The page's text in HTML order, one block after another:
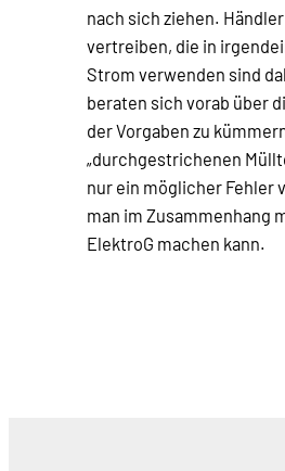
nach sich ziehen.
vertreiben, die in
Strom verwenden sind
beraten sich vorab über
der Vorgaben zu
„durchgestrichenen
nur ein möglicher Fehler
man im Zusammenhang
ElektroG machen kann.